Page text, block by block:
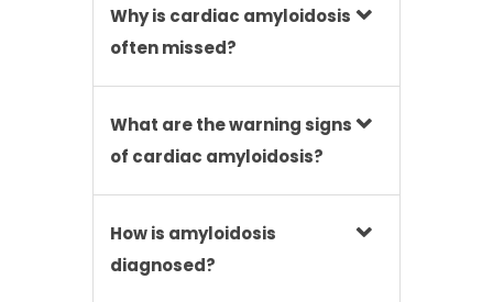
Why is cardiac amyloidosis
often missed?
What are the warning signs
of cardiac amyloidosis?
How is amyloidosis
diagnosed?